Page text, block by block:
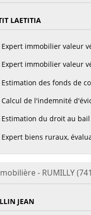
LAETITIA
Expert immobilier valeur
Expert immobilier valeur
Estimation des fonds de
Calcul de l'indemnité
Estimation du droit au bail
Expert biens ruraux,
- RUMILLY
JEAN